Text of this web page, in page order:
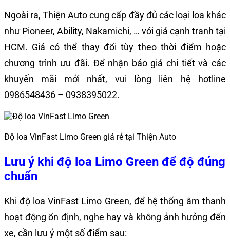
Ngoài ra, Thiện Auto cung cấp đầy đủ các loại loa khác
như Pioneer, Ability, Nakamichi, … với giá cạnh tranh tại
HCM. Giá có thể thay đổi tùy theo thời điểm hoặc
chương trình ưu đãi. Để nhận báo giá chi tiết và các
khuyến mãi mới nhất, vui lòng liên hệ hotline
0986548436 – 0938395022.
Độ loa VinFast Limo Green giá rẻ tại Thiện Auto
Lưu ý khi độ loa Limo Green để độ đúng
chuẩn
Khi độ loa VinFast Limo Green, để hệ thống âm thanh
hoạt động ổn định, nghe hay và không ảnh hưởng đến
xe, cần lưu ý một số điểm sau: